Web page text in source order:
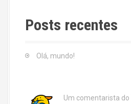
c
h
Posts recentes
Olá, mundo!
Um comentarista do